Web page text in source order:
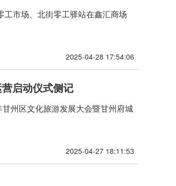
市场、北街零工驿站在鑫汇商场
2025-04-28 17:54:06
启动仪式侧记
州区文化旅游发展大会暨甘州府城
2025-04-27 18:11:53